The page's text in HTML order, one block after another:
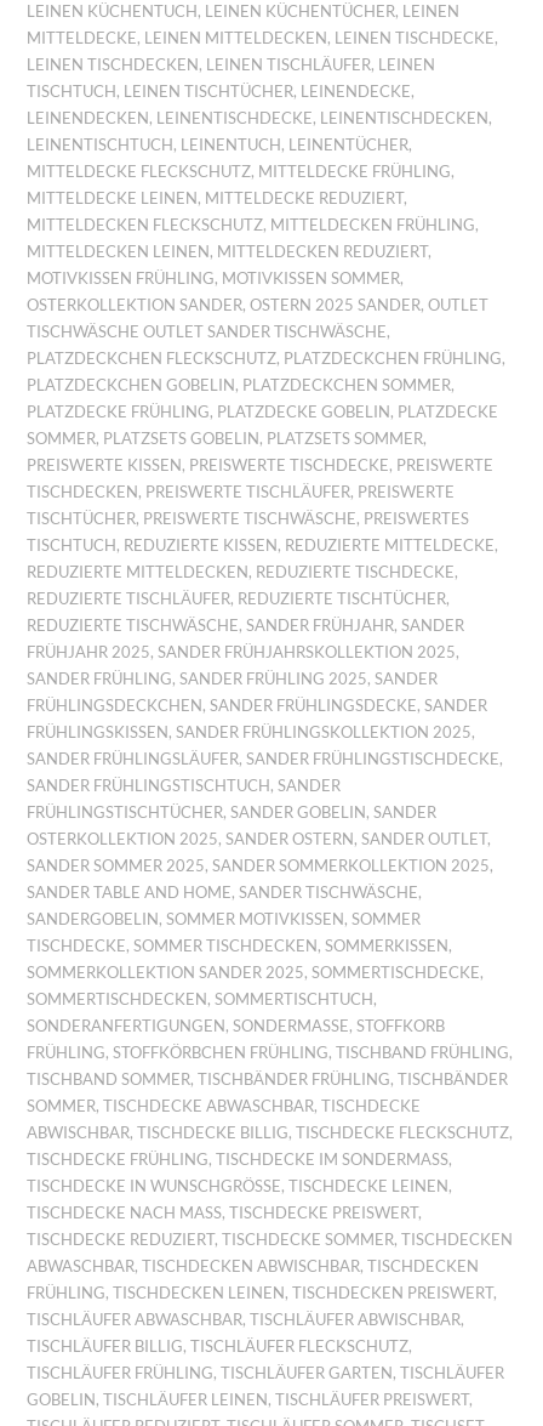
LEINEN KÜCHENTUCH , LEINEN KÜCHENTÜCHER,
LEINEN
MITTELDECKE, LEINEN MITTELDECKEN , LEINEN TISCHDECKE,
LEINEN TISCHDECKEN , LEINEN TISCHLÄUFER,
LEINEN
TISCHTUCH , LEINEN TISCHTÜCHER, LEINENDECKE,
LEINENDECKEN , LEINENTISCHDECKE, LEINENTISCHDECKEN ,
LEINENTISCHTUCH , LEINENTUCH , LEINENTÜCHER,
MITTELDECKE FLECKSCHUTZ, MITTELDECKE FRÜHLING,
MITTELDECKE LEINEN , MITTELDECKE REDUZIERT,
MITTELDECKEN FLECKSCHUTZ, MITTELDECKEN FRÜHLING,
MITTELDECKEN LEINEN , MITTELDECKEN REDUZIERT,
MOTIVKISSEN FRÜHLING, MOTIVKISSEN SOMMER,
OSTERKOLLEKTION SANDER,OSTERN 2025 SANDER,OUTLET
TISCHWÄSCHE OUTLET SANDER TISCHWÄSCHE,
PLATZDECKCHEN FLECKSCHUTZ, PLATZDECKCHEN FRÜHLING,
PLATZDECKCHEN GOBELIN , PLATZDECKCHEN SOMMER,
PLATZDECKE FRÜHLING, PLATZDECKE GOBELIN , PLATZDECKE
SOMMER, PLATZSETS GOBELIN , PLATZSETS SOMMER,
PREISWERTE KISSEN , PREISWERTE TISCHDECKE, PREISWERTE
TISCHDECKEN , PREISWERTE TISCHLÄUFER, PREISWERTE
TISCHTÜCHER, PREISWERTE TISCHWÄSCHE, PREISWERTES
TISCHTUCH , REDUZIERTE KISSEN , REDUZIERTE MITTELDECKE,
REDUZIERTE MITTELDECKEN , REDUZIERTE TISCHDECKE,
REDUZIERTE TISCHLÄUFER, REDUZIERTE TISCHTÜCHER,
REDUZIERTE TISCHWÄSCHE,SANDER FRÜHJAHR,SANDER
FRÜHJAHR 2025,SANDER FRÜHJAHRSKOLLEKTION 2025,
SANDER FRÜHLING,SANDER FRÜHLING 2025,SANDER
FRÜHLINGSDECKCHEN ,SANDER FRÜHLINGSDECKE,SANDER
FRÜHLINGSKISSEN ,SANDER FRÜHLINGSKOLLEKTION 2025,
SANDER FRÜHLINGSLÄUFER,SANDER FRÜHLINGSTISCHDECKE,
SANDER FRÜHLINGSTISCHTUCH ,SANDER
FRÜHLINGSTISCHTÜCHER,SANDER GOBELIN ,SANDER
OSTERKOLLEKTION 2025,SANDER OSTERN ,SANDER OUTLET,
SANDER SOMMER 2025,SANDER SOMMERKOLLEKTION 2025,
SANDER TABLE AND HOME,SANDER TISCHWÄSCHE,
SANDERGOBELIN ,SOMMER MOTIVKISSEN ,SOMMER
TISCHDECKE,SOMMER TISCHDECKEN ,SOMMERKISSEN ,
SOMMERKOLLEKTION SANDER 2025,SOMMERTISCHDECKE,
SOMMERTISCHDECKEN ,SOMMERTISCHTUCH ,
SONDERANFERTIGUNGEN ,SONDERMASSE ,STOFFKORB
FRÜHLING,STOFFKÖRBCHEN FRÜHLING,TISCHBAND FRÜHLING,
TISCHBAND SOMMER,TISCHBÄNDER FRÜHLING,TISCHBÄNDER
SOMMER,TISCHDECKE ABWASCHBAR,TISCHDECKE
ABWISCHBAR,TISCHDECKE BILLIG,TISCHDECKE FLECKSCHUTZ,
TISCHDECKE FRÜHLING,TISCHDECKE IM SONDERMASS ,
TISCHDECKE IN WUNSCHGRÖSSE ,TISCHDECKE LEINEN ,
TISCHDECKE NACH MASS ,TISCHDECKE PREISWERT,
TISCHDECKE REDUZIERT,TISCHDECKE SOMMER,TISCHDECKEN
ABWASCHBAR,TISCHDECKEN ABWISCHBAR,TISCHDECKEN
FRÜHLING,TISCHDECKEN LEINEN ,TISCHDECKEN PREISWERT,
TISCHLÄUFER ABWASCHBAR,TISCHLÄUFER ABWISCHBAR,
TISCHLÄUFER BILLIG,TISCHLÄUFER FLECKSCHUTZ,
TISCHLÄUFER FRÜHLING,TISCHLÄUFER GARTEN ,TISCHLÄUFER
GOBELIN ,TISCHLÄUFER LEINEN ,TISCHLÄUFER PREISWERT,